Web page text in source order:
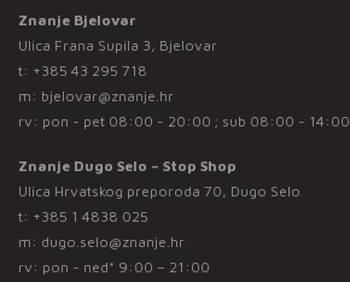
Znanje Bjelovar
Ulica Frana Supila 3, Bjelovar
t: +385 43 295 718
m: bjelovar@znanje.hr
rv: pon - pet 08:00 - 20:00 ; sub 08:00 - 14:00
Znanje Dugo Selo – Stop Shop
Ulica Hrvatskog preporoda 70, Dugo Selo
t: +385 1 4838 025
m: dugo.selo@znanje.hr
rv: pon - ned* 9:00 – 21:00